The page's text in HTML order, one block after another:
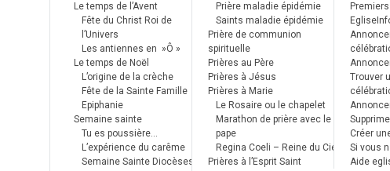
Le temps de l’Avent
Fête du Christ Roi de
l’Univers
Les antiennes en »Ô »
Le temps de Noël
L’origine de la crèche
Fête de la Sainte Famille
Epiphanie
Semaine sainte
Tu es poussière…
L’expérience du carême
Semaine Sainte Diocèses
Prière maladie épidémie
Saints maladie épidémie
Prière de communion
spirituelle
Prières au Père
Prières à Jésus
Prières à Marie
Le Rosaire ou le chapelet
Marathon de prière avec le
pape
Regina Coeli – Reine du Ciel
Prières à l’Esprit Saint
Trouver
Créer
Si vous
Aide